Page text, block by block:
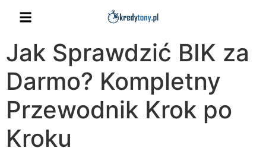
Jak Sprawdzić BIK za
Darmo? Kompletny
Przewodnik Krok po
Kroku